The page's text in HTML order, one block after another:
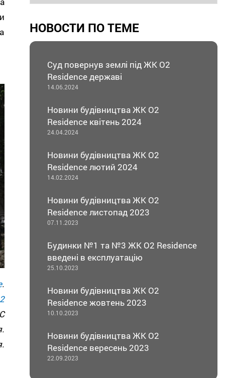
.
НОВОСТИ ПО ТЕМЕ
Суд повернув землі під ЖК О2
Residence державі
14.06.2024
Новини будівництва ЖК О2
Residence квітень 2024
24.04.2024
Новини будівництва ЖК О2
Residence лютий 2024
14.02.2024
Новини будівництва ЖК О2
Residence листопад 2023
07.11.2023
Будинки №1 та №3 ЖК О2 Residence
введені в експлуатацію
25.10.2023
Новини будівництва ЖК О2
Residence жовтень 2023
10.10.2023
Новини будівництва ЖК О2
Residence вересень 2023
22.09.2023